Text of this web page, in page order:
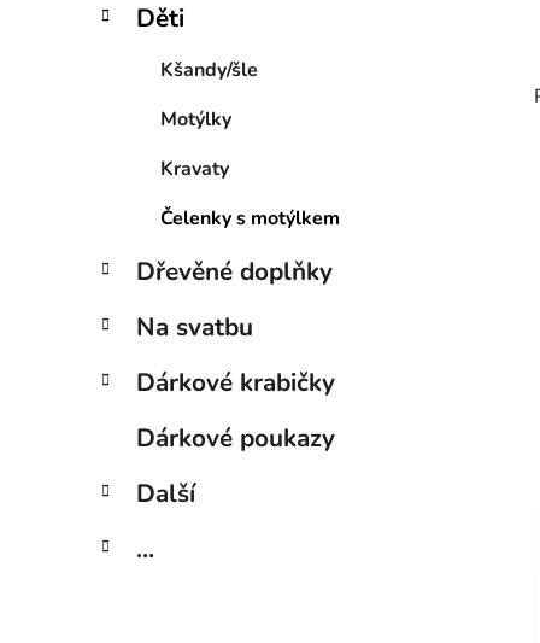
Děti
Kšandy/šle
Motýlky
Kravaty
Čelenky s motýlkem
Dřevěné doplňky
Na svatbu
Dárkové krabičky
Dárkové poukazy
Další
...